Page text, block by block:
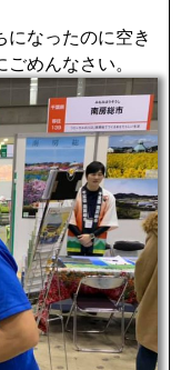
になったのに空き
めんなさい。